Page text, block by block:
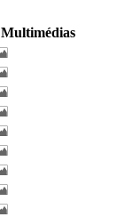
Multimédias